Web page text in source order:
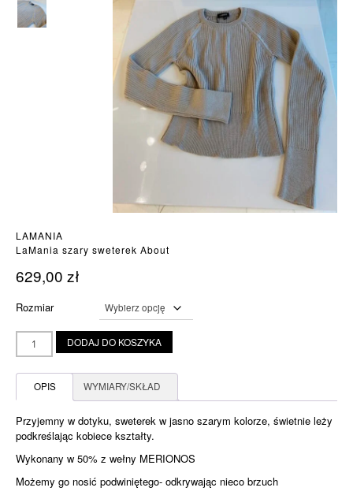
LAMANIA
LaMania szary sweterek About
629,00 zł
Rozmiar
ilość
LaMania
sweterek
About
DODAJ DO KOSZYKA
OPIS WYMIARY/SKŁAD
Przyjemny w dotyku, sweterek w jasno szarym kolorze, świetnie leży
podkreślając kobiece kształty.
Wykonany w 50% z wełny MERIONOS
Możemy go nosić podwiniętego- odkrywając nieco brzuch